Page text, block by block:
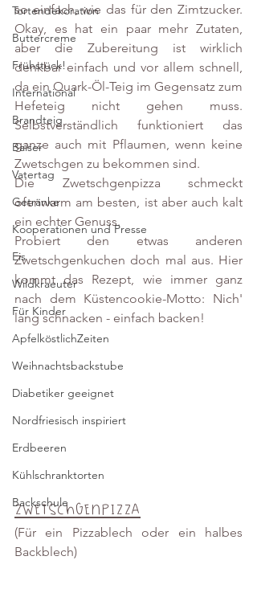
Tortendekoration
Buttercreme
Frühstück!
International
Brandteig
Baiser
Vatertag
Getränke
Kooperationen und Presse
Eis
Wildkraeuter
Für Kinder
ApfelköstlichZeiten
Weihnachtsbackstube
Diabetiker geeignet
Nordfriesisch inspiriert
Erdbeeren
Kühlschranktorten
Backschule
so einfach, wie das für den Zimtzucker.
Okay, es hat ein paar mehr Zutaten,
aber die Zubereitung ist wirklich
denkbar einfach und vor allem schnell,
da ein Quark-Öl-Teig im Gegensatz zum
Hefeteig nicht gehen muss.
Selbstverständlich funktioniert das
ganze auch mit Pflaumen, wenn keine
Zwetschgen zu bekommen sind.
Die Zwetschgenpizza schmeckt
ofenwarm am besten, ist aber auch kalt
ein echter Genuss.
Probiert den etwas anderen
Zwetschgenkuchen doch mal aus. Hier
kommt das Rezept, wie immer ganz
nach dem Küstencookie-Motto: Nich'
lang schnacken - einfach backen!
Zwetschgenpizza
(Für ein Pizzablech oder ein halbes
Backblech)